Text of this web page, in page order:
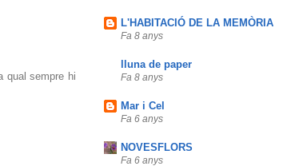
qual sempre hi
L'HABITACIÓ DE LA MEMÒRIA
Fa 8 anys
lluna de paper
Fa 8 anys
Mar i Cel
Fa 6 anys
NOVESFLORS
Fa 6 anys